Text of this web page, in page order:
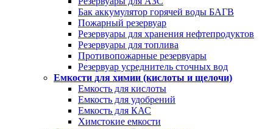
Бак аккумулятор горячей воды БАГВ
Пожарный резервуар
Резервуары для хранения нефтепродуктов
Резервуары для топлива
Противопожарные резервуары
Резервуар усреднитель сточных вод
Емкости для химии (кислоты и щелочи)
Емкость для кислоты
Емкость для удобрений
Емкость для КАС
Химстокие емкости